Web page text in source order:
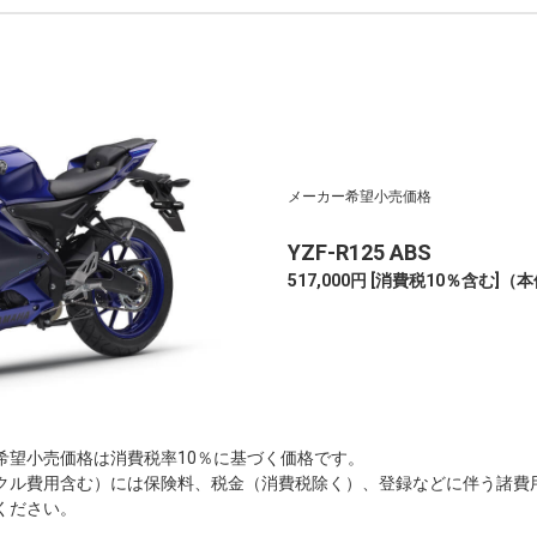
メーカー希望小売価格
YZF-R125 ABS
517,000円 [消費税10％含む] （
小売価格は消費税率10％に基づく価格です。
ル費用含む）には保険料、税金（消費税除く）、登録などに伴う諸費
さい。